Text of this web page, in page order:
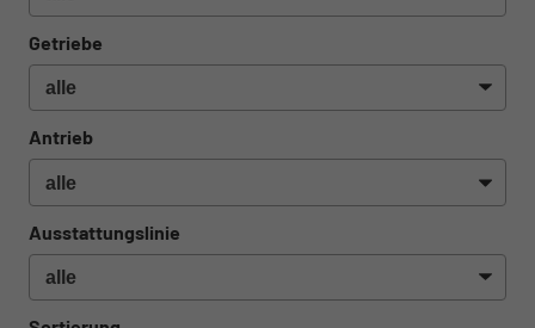
Getriebe
Antrieb
Ausstattungslinie